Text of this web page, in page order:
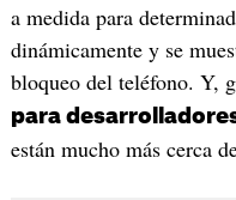
a medida para
dinámicamente y se
bloqueo del teléfono. Y,
para
están mucho más cerca